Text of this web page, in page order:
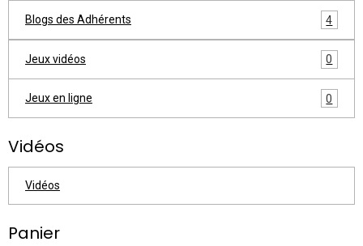
Blogs des Adhérents 4
Jeux vidéos 0
Jeux en ligne 0
Vidéos
Vidéos
Panier